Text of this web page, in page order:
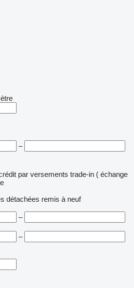
–
par versements trade-in ( échange
détachées remis à neuf
–
–